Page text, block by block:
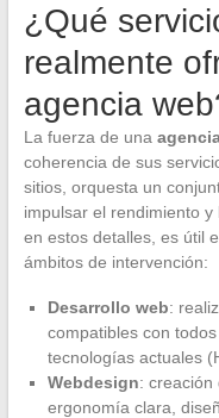
¿Qué
realmente
agencia
La fuerza de una
coherencia de sus
sitios, orquesta un
impulsar el rendimiento
en estos detalles, es útil
ámbitos de intervención:
Desarrollo web:
compatibles con
tecnologías actuales
Webdesign: creación
ergonomía clara,